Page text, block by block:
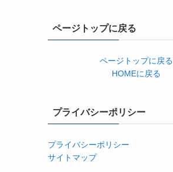
ーページトップに戻る
ページトップに戻る
HOMEに戻る
プライバシーポリシー
プライバシーポリシー
サイトマップ